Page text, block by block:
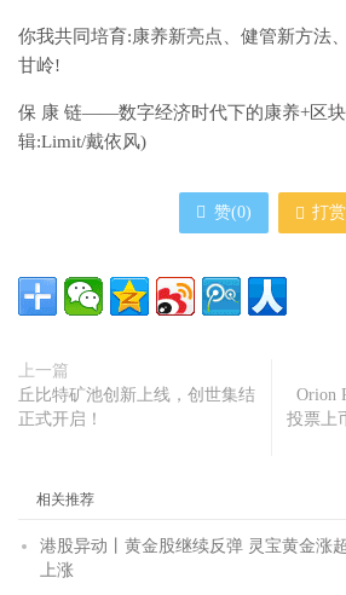
你我共同培育:康养新亮点、健管新方法
甘岭!
保 康 链——数字经济时代下的康养+区
辑:Limit/戴依风)
赞(0) 打赏
上一篇
丘比特矿池创新上线，创世集结
正式开启！
Orion
投票上
相关推荐
港股异动丨黄金股继续反弹 灵宝黄金涨
上涨